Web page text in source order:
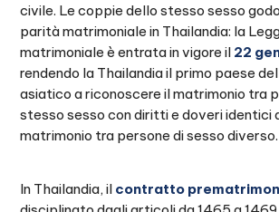
civile. Le coppie dello stesso sesso
parità matrimoniale in Thailandia: la
matrimoniale è entrata in vigore il 22
rendendo la Thailandia il primo paese
asiatico a riconoscere il matrimonio tra
stesso sesso con diritti e doveri identici
matrimonio tra persone di sesso diverso.
In Thailandia, il contratto